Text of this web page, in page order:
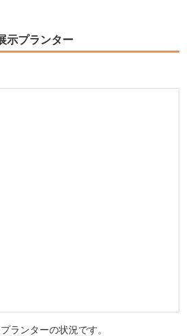
示プランター
ランターの状況です。